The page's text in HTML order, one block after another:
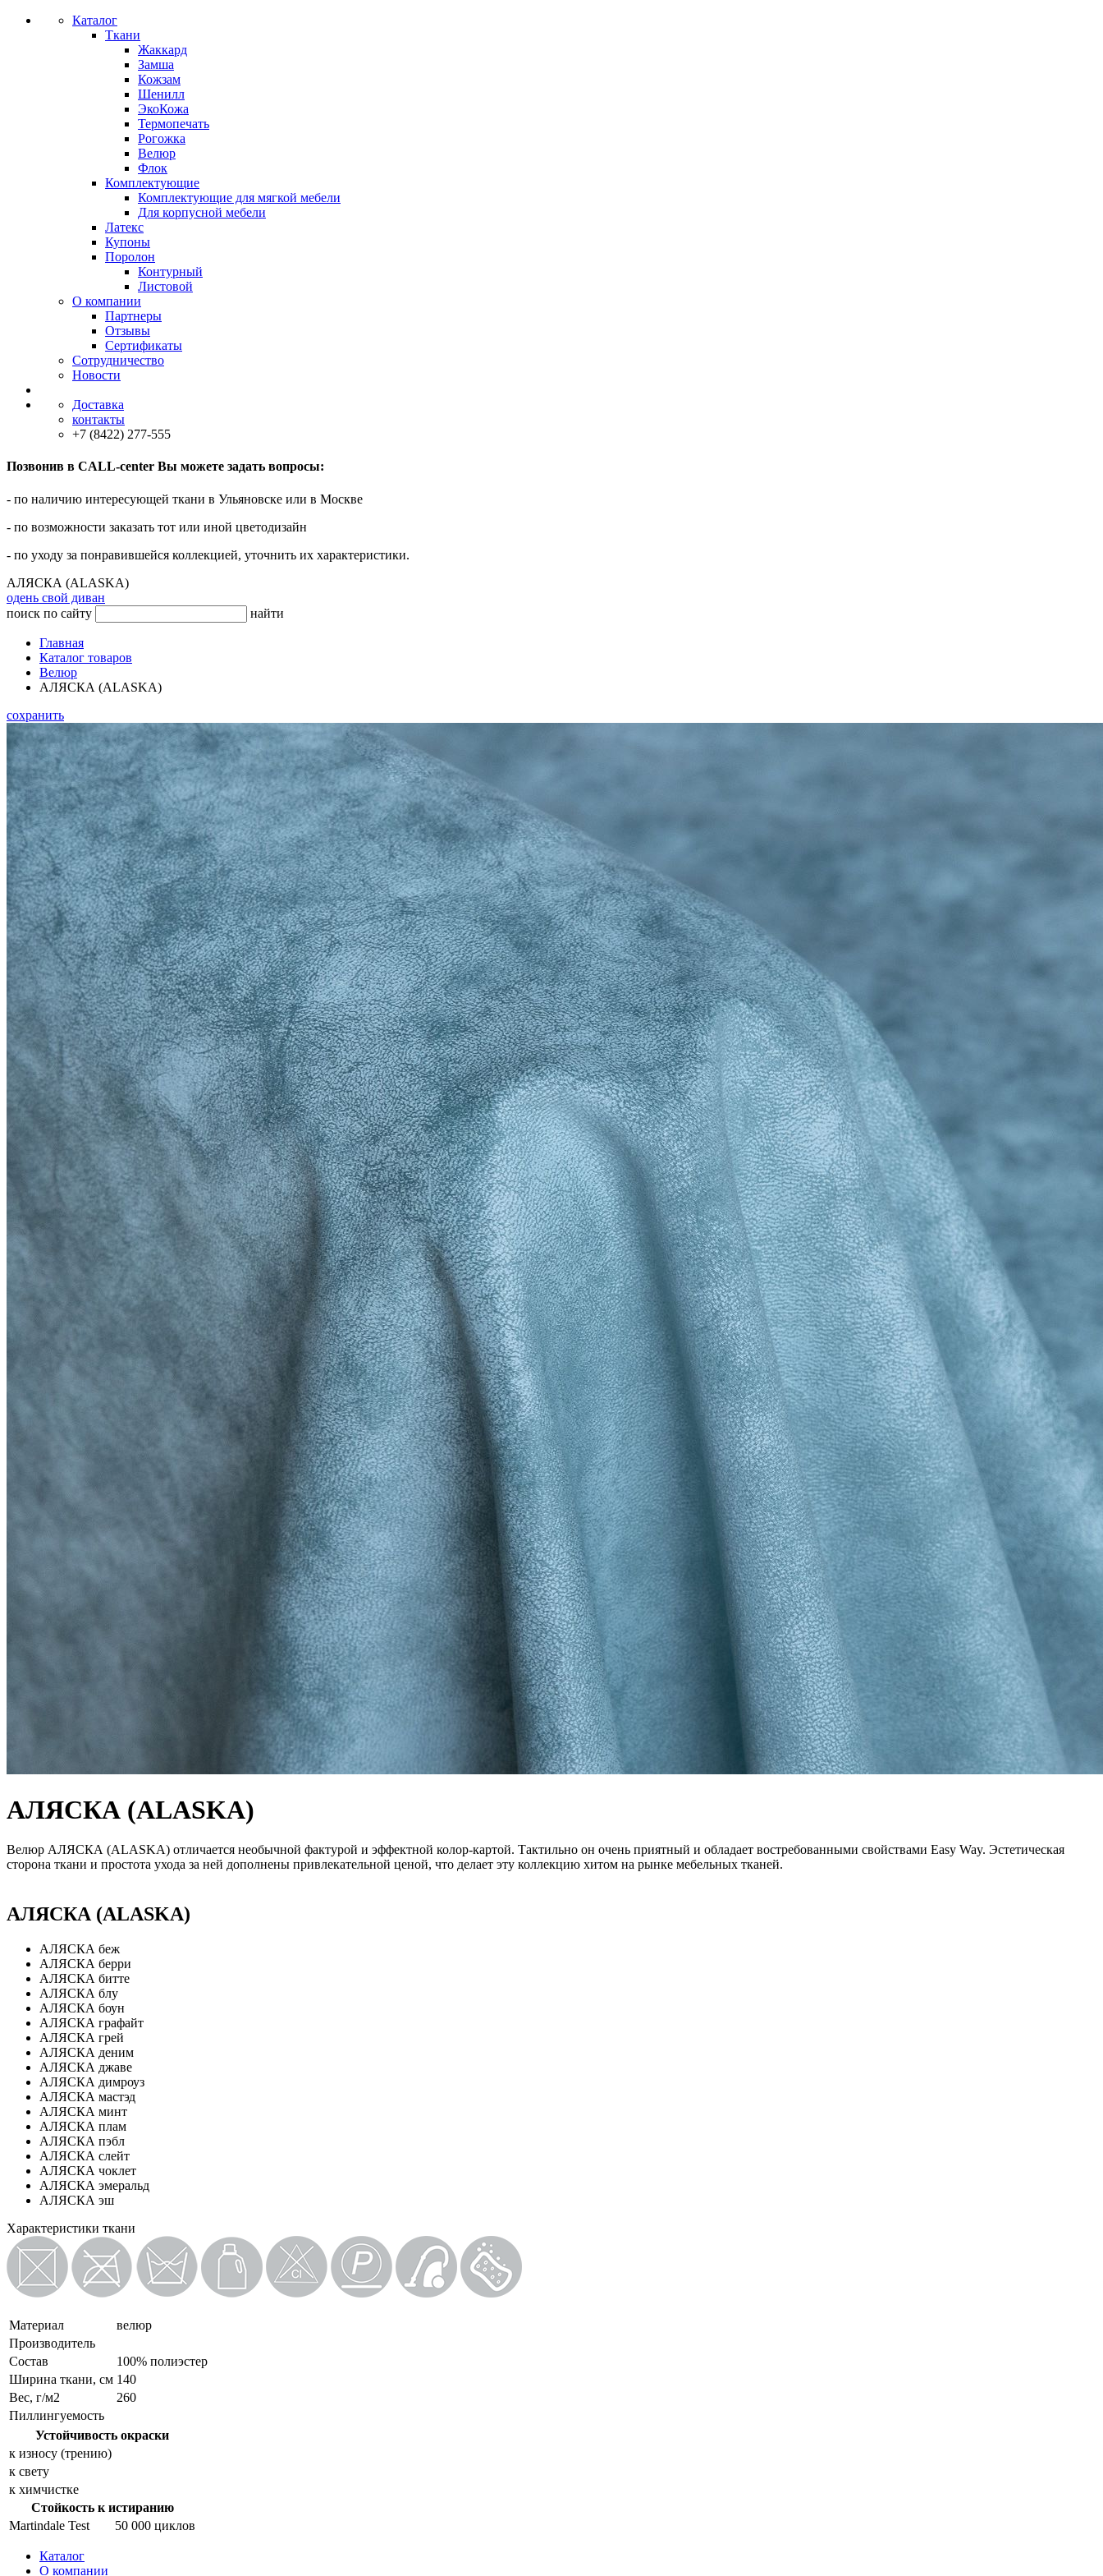
Каталог
Ткани
Жаккард
Замша
Кожзам
Шенилл
ЭкоКожа
Термопечать
Рогожка
Велюр
Флок
Комплектующие
Комплектующие для мягкой мебели
Для корпусной мебели
Латекс
Купоны
Поролон
Контурный
Листовой
О компании
Партнеры
Отзывы
Сертификаты
Сотрудничество
Новости
Доставка
контакты
+7 (8422) 277-555
Позвонив в CALL-center Вы можете задать вопросы:
- по наличию интересующей ткани в Ульяновске или в Москве
- по возможности заказать тот или иной цветодизайн
- по уходу за понравившейся коллекцией, уточнить их характеристики.
АЛЯСКА (ALASKA)
одень свой диван
поиск по сайту
найти
Главная
Каталог товаров
Велюр
АЛЯСКА (ALASKA)
сохранить
АЛЯСКА (ALASKA)
Велюр АЛЯСКА (ALASKA) отличается необычной фактурой и эффектной колор-картой. Тактильно он очень приятный и обладает востребованными свойствами Easy Way. Эстетическая
сторона ткани и простота ухода за ней дополнены привлекательной ценой, что делает эту коллекцию хитом на рынке мебельных тканей.
АЛЯСКА (ALASKA)
АЛЯСКА беж
АЛЯСКА берри
АЛЯСКА битте
АЛЯСКА блу
АЛЯСКА боун
АЛЯСКА графайт
АЛЯСКА грей
АЛЯСКА деним
АЛЯСКА джаве
АЛЯСКА димроуз
АЛЯСКА мастэд
АЛЯСКА минт
АЛЯСКА плам
АЛЯСКА пэбл
АЛЯСКА слейт
АЛЯСКА чоклет
АЛЯСКА эмеральд
АЛЯСКА эш
Характеристики ткани
Материал
велюр
Производитель
Состав
100% полиэстер
Ширина ткани, см 140
Вес, г/м2
260
Пиллингуемость
Устойчивость окраски
к износу (трению)
к свету
к химчистке
Стойкость к истиранию
Martindale Test
50 000 циклов
Каталог
О компании